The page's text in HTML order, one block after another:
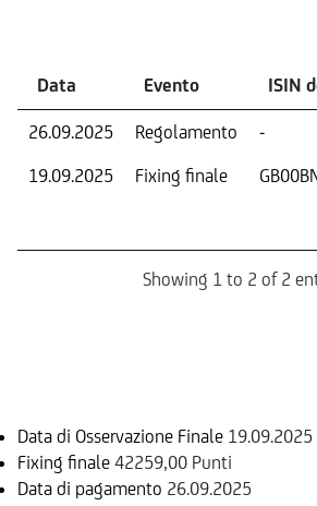
Data Evento ISIN
26.09.2025 Regolamento -
19.09.2025
Fixing finale
Showing 1 to 2 of 2
Data di Osservazione Finale 19.09.2025
Fixing finale 42259,00 Punti
Data di pagamento 26.09.2025